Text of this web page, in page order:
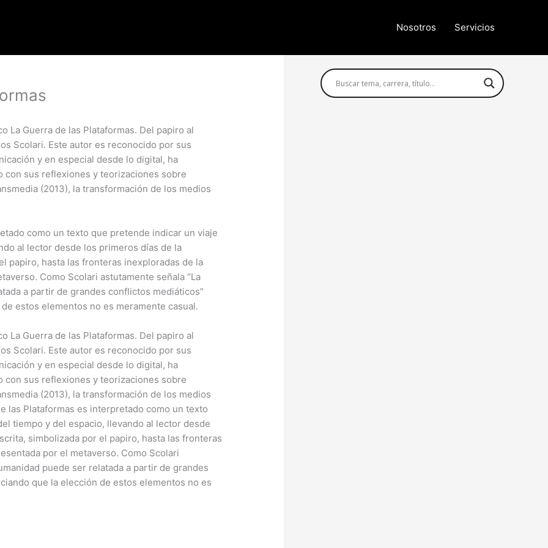
Nosotros Servicios
La Guerra de las Plataformas. Del papiro al
Scolari. Este autor es reconocido por sus
y en especial desde lo digital, ha
con sus reflexiones y teorizaciones sobre
(2013), la transformación de los medios
como un texto que pretende indicar un viaje
al lector desde los primeros días de la
papiro, hasta las fronteras inexploradas de la
Como Scolari astutamente señala “La
a partir de grandes conflictos mediáticos”
estos elementos no es meramente casual.
La Guerra de las Plataformas. Del papiro al
Scolari. Este autor es reconocido por sus
y en especial desde lo digital, ha
con sus reflexiones y teorizaciones sobre
(2013), la transformación de los medios
las Plataformas es interpretado como un texto
tiempo y del espacio, llevando al lector desde
simbolizada por el papiro, hasta las fronteras
por el metaverso. Como Scolari
puede ser relatada a partir de grandes
que la elección de estos elementos no es